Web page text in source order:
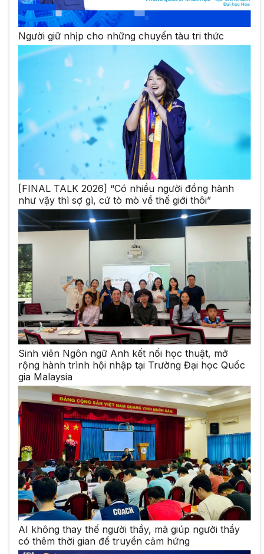
Người giữ nhịp cho những chuyến tàu tri thức
[FINAL TALK 2026] “Có nhiều người đồng hành
như vậy thì sợ gì, cứ tò mò về thế giới thôi”
Sinh viên Ngôn ngữ Anh kết nối học thuật, mở
rộng hành trình hội nhập tại Trường Đại học Quốc
gia Malaysia
AI không thay thế người thầy, mà giúp người thầy
có thêm thời gian để truyền cảm hứng